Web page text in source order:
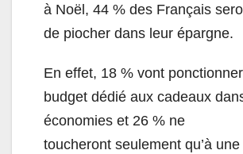
à Noël, 44 % des Français
de piocher dans leur épargne.
En effet, 18 % vont
budget dédié aux cadeaux
économies et 26 % ne
toucheront seulement qu’à